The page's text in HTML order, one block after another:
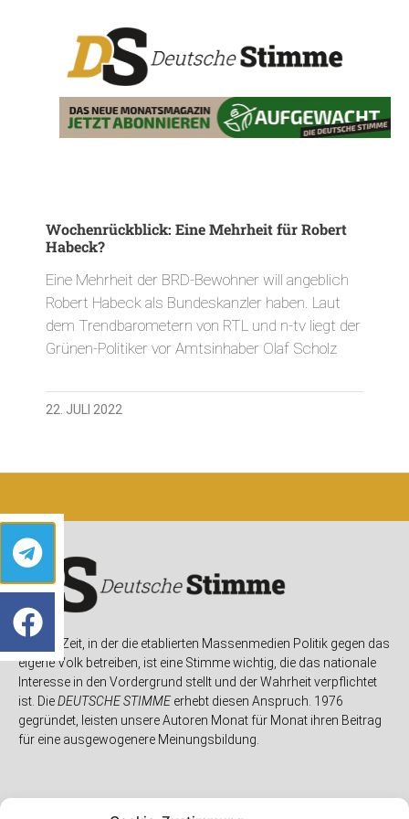
Wochenrückblick: Eine Mehrheit für Robert
Habeck?
Eine Mehrheit der BRD-Bewohner will angeblich
Robert Habeck als Bundeskanzler haben. Laut
dem Trendbarometern von RTL und n-tv liegt der
Grünen-Politiker vor Amtsinhaber Olaf Scholz
22. JULI 2022
In einer Zeit, in der die etablierten Massenmedien Politik gegen das
eigene Volk betreiben, ist eine Stimme wichtig, die das nationale
Interesse in den Vordergrund stellt und der Wahrheit verpflichtet
ist. DieDEUTSCHE STIMMEerhebt diesen Anspruch. 1976
gegründet, leisten unsere Autoren Monat für Monat ihren Beitrag
für eine ausgewogenere Meinungsbildung.